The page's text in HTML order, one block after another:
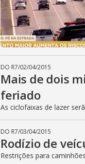
DO R7/02/04/2015
Mais de dois
feriado
As ciclofaixas de lazer
DO R7/03/04/2015
Rodízio de
Restrições para